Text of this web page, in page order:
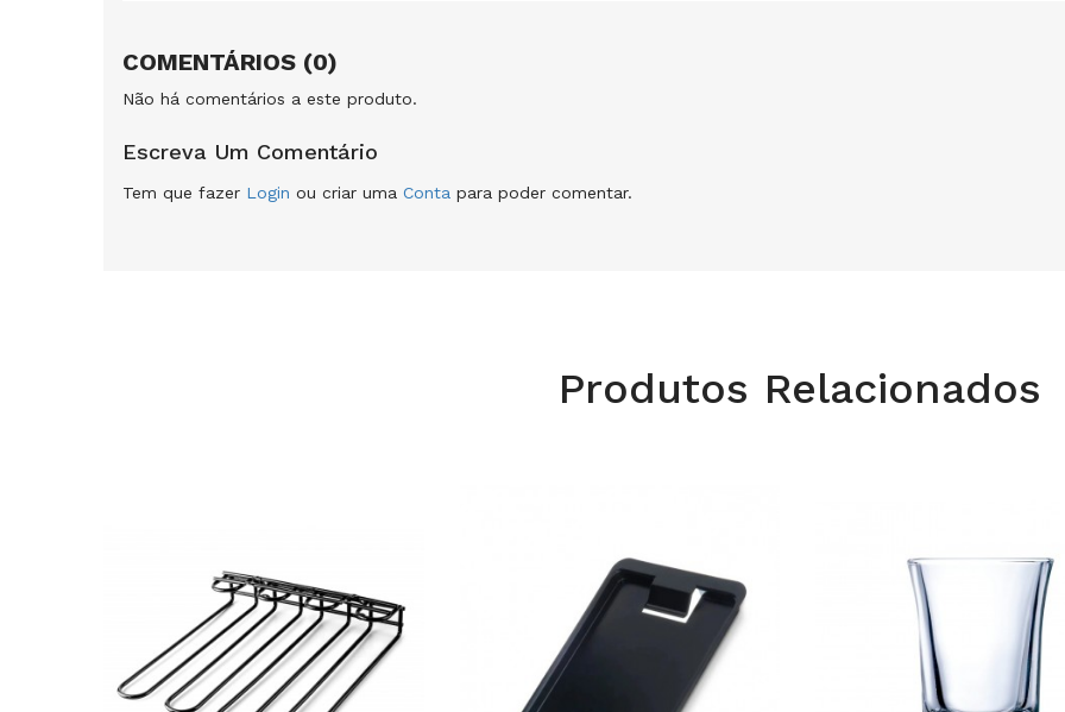
COMENTÁRIOS (0)
Não há comentários a este produto.
Escreva Um Comentário
Tem que fazer Login ou criar uma Conta para poder comentar.
Produtos Relacionados